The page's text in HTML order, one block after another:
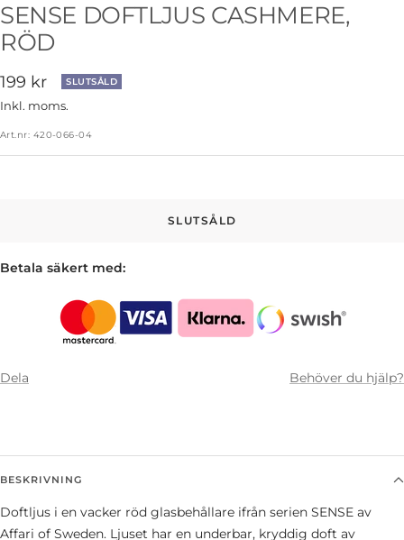
SENSE DOFTLJUS CASHMERE,
RÖD
Rea-
pris
199 kr SLUTSÅLD
Inkl. moms.
Art.nr: 420-066-04
SLUTSÅLD
Betala säkert med:
Dela Behöver du hjälp?
BESKRIVNING
Doftljus i en vacker röd glasbehållare ifrån serien SENSE av
Affari of Sweden. Ljuset har en underbar, kryddig doft av